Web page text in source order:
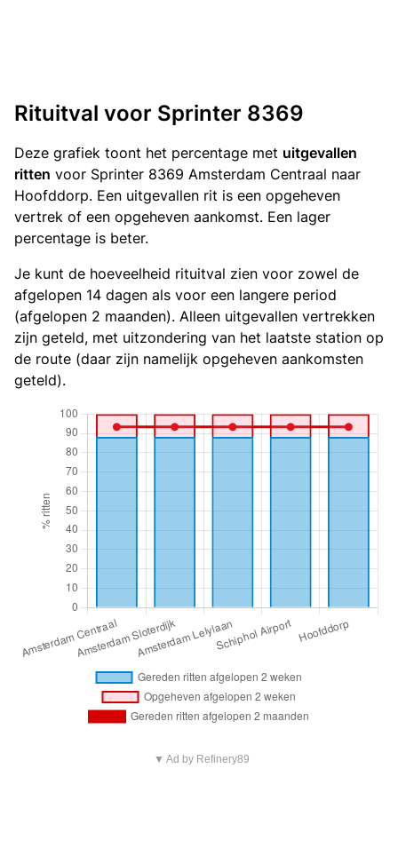
Rituitval voor Sprinter 8369
Deze grafiek toont het percentage met uitgevallen
ritten voor Sprinter 8369 Amsterdam Centraal naar
Hoofddorp. Een uitgevallen rit is een opgeheven
vertrek of een opgeheven aankomst. Een lager
percentage is beter.
Je kunt de hoeveelheid rituitval zien voor zowel de
afgelopen 14 dagen als voor een langere period
(afgelopen 2 maanden). Alleen uitgevallen vertrekken
zijn geteld, met uitzondering van het laatste station op
de route (daar zijn namelijk opgeheven aankomsten
geteld).
▼ Ad by Refinery89